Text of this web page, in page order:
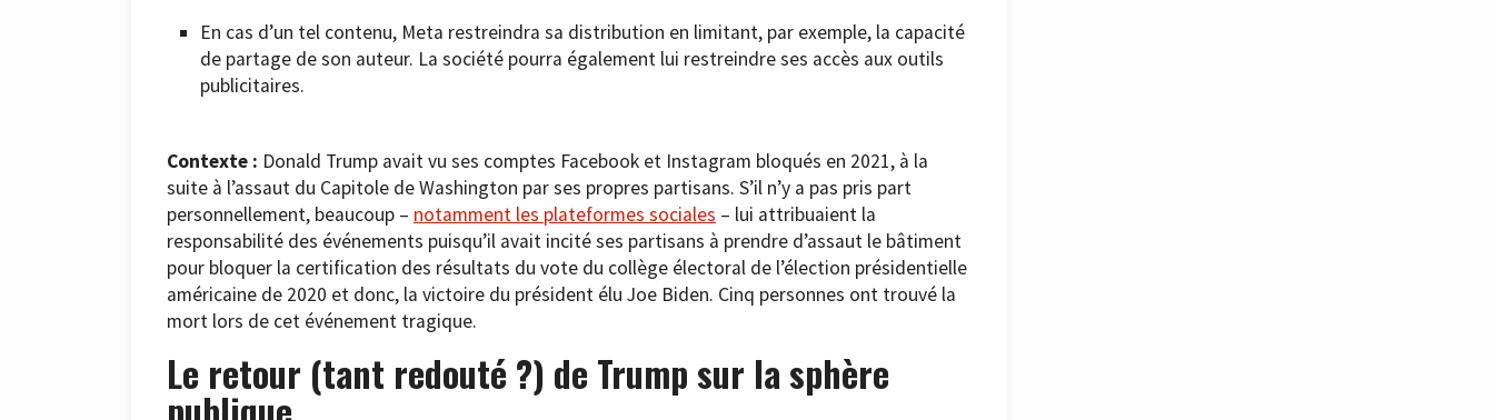
En cas d’un tel contenu, Meta restreindra sa distribution en limitant, par exemple, la capacité
de partage de son auteur. La société pourra également lui restreindre ses accès aux outils
publicitaires.
Contexte : Donald Trump avait vu ses comptes Facebook et Instagram bloqués en 2021, à la
suite à l’assaut du Capitole de Washington par ses propres partisans. S’il n’y a pas pris part
personnellement, beaucoup – notamment les plateformes sociales – lui attribuaient la
responsabilité des événements puisqu’il avait incité ses partisans à prendre d’assaut le bâtiment
pour bloquer la certification des résultats du vote du collège électoral de l’élection présidentielle
américaine de 2020 et donc, la victoire du président élu Joe Biden. Cinq personnes ont trouvé la
mort lors de cet événement tragique.
Le retour (tant redouté ?) de Trump sur la sphère